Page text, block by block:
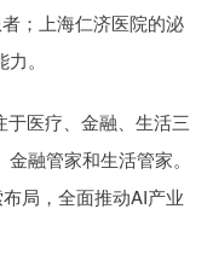
；上海仁济医院的泌
。
医疗、金融、生活三
融管家和生活管家。
局，全面推动AI产业